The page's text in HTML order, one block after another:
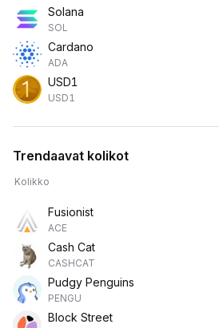
Solana
SOL
Cardano
ADA
USD1
USD1
Trendaavat kolikot
Kolikko
Fusionist
ACE
Cash Cat
CASHCAT
Pudgy Penguins
PENGU
Block Street